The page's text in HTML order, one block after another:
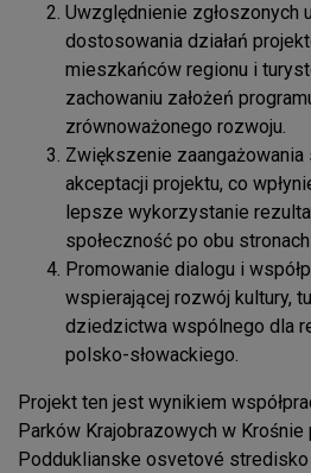
Uwzględnienie zgłoszonych
dostosowania działań
mieszkańców regionu i
zachowaniu założeń
zrównoważonego rozwoju.
Zwiększenie zaangażowania
akceptacji projektu, co
lepsze wykorzystanie
społeczność po obu
Promowanie dialogu i
wspierającej rozwój kultury,
dziedzictwa wspólnego dla
polsko-słowackiego.
Projekt ten jest wynikiem
Parków Krajobrazowych w
Podduklianske osvetové